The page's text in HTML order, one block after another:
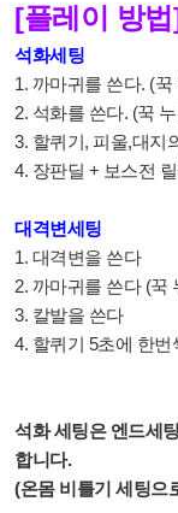
[플레이 방
석화세팅
1. 까마귀를 쓴다. (꾹
2. 석화를 쓴다. (꾹
3. 할퀴기, 피울,대지
4. 장판딜 + 보스전
대격변세팅
1. 대격변을 쓴다
2. 까마귀를 쓴다 (꾹
3. 칼발을 쓴다
4. 할퀴기 5초에 한번
석화 세팅은 엔드세
합니다.
(온몸 비틀기 세팅으